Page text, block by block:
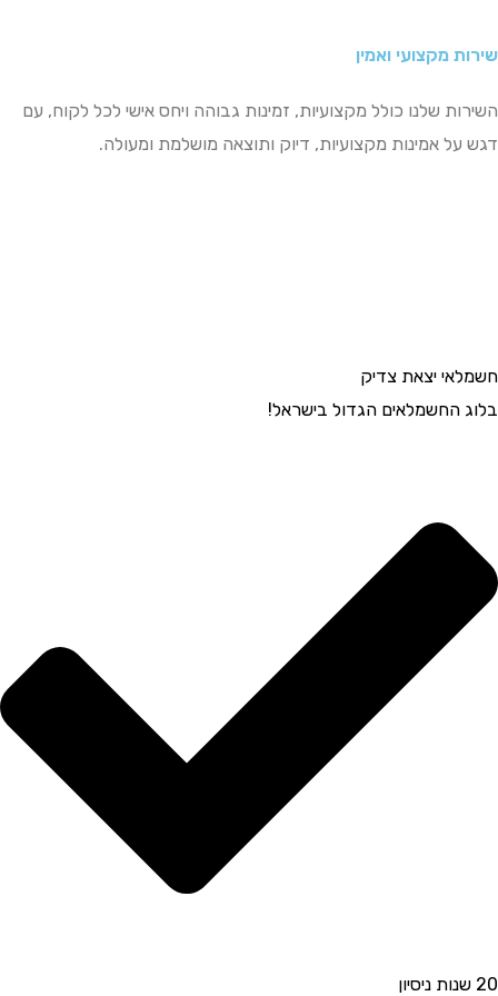
מקצועי ואמין
שלנו כולל מקצועיות, זמינות גבוהה ויחס אישי לכל לקוח, עם
אמינות מקצועיות, דיוק ותוצאה מושלמת ומעולה.
יצאת צדיק
הגדול בישראל!